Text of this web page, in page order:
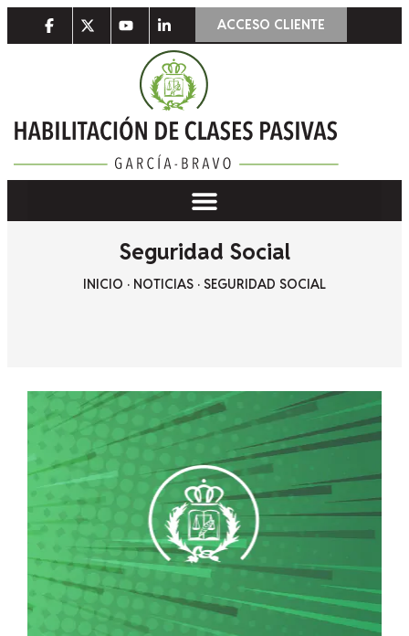
ACCESO CLIENTE
Seguridad Social
INICIO · NOTICIAS · SEGURIDAD SOCIAL